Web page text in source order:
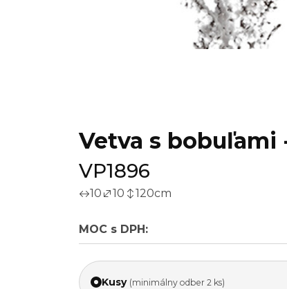
Vetva s bobuľami
VP1896
10 10 120cm
MOC s DPH:
Kusy (minimálny odber 2 ks)